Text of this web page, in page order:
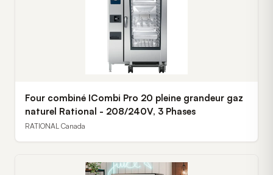
Four combiné ICombi Pro 20 pleine grandeur gaz
naturel Rational - 208/240V, 3 Phases
RATIONAL Canada